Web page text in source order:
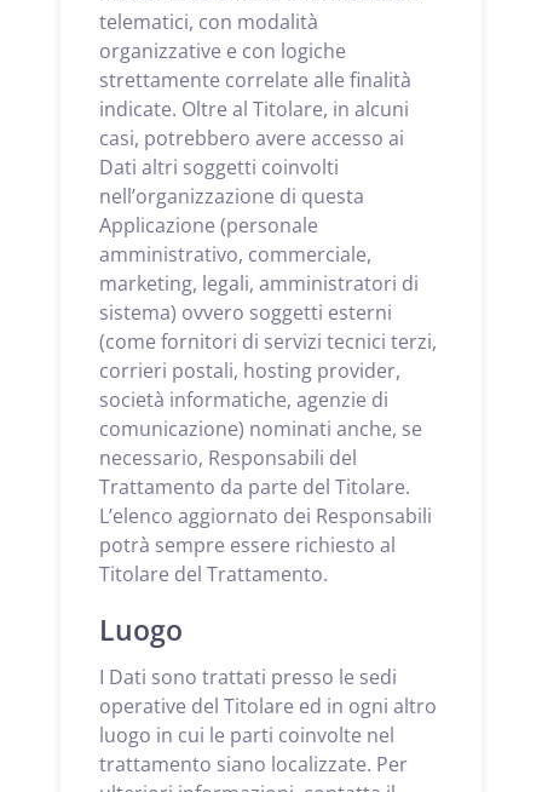
telematici, con modalità
organizzative e con logiche
strettamente correlate alle finalità
indicate. Oltre al Titolare, in alcuni
casi, potrebbero avere accesso ai
Dati altri soggetti coinvolti
nell’organizzazione di questa
Applicazione (personale
amministrativo, commerciale,
marketing, legali, amministratori di
sistema) ovvero soggetti esterni
(come fornitori di servizi tecnici terzi,
corrieri postali, hosting provider,
società informatiche, agenzie di
comunicazione) nominati anche, se
necessario, Responsabili del
Trattamento da parte del Titolare.
L’elenco aggiornato dei Responsabili
potrà sempre essere richiesto al
Titolare del Trattamento.
Luogo
I Dati sono trattati presso le sedi
operative del Titolare ed in ogni altro
luogo in cui le parti coinvolte nel
trattamento siano localizzate. Per